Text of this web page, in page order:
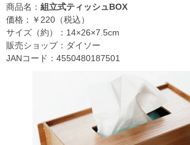
商品名： 組立式ティッシュBOX
価格：￥220（税込）
サイズ（約）：14×26×7.5cm
販売ショップ：ダイソー
JANコード：4550480187501